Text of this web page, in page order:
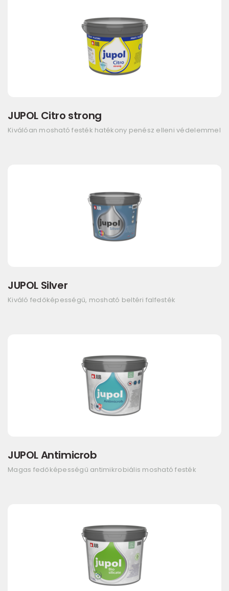
JUPOL Citro strong
Kiválóan mosható festék hatékony penész elleni védelemmel
JUPOL Silver
Kiváló fedőképességű, mosható beltéri falfesték
JUPOL Antimicrob
Magas fedőképességű antimikrobiális mosható festék